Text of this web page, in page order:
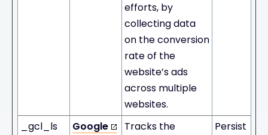
efforts, by
collecting data
on the conversion
rate of the
website’s ads
across multiple
websites.
_gcl_ls Google
Tracks the
Persist